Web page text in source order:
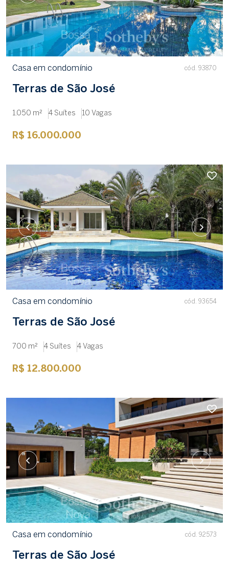
Casa em condomínio cód. 93870
Terras de São José
1.050 m² 4 Suítes 10 Vagas
R$ 16.000.000
Casa em condomínio cód. 93654
Terras de São José
700 m² 4 Suítes 4 Vagas
R$ 12.800.000
Casa em condomínio cód. 92573
Terras de São José